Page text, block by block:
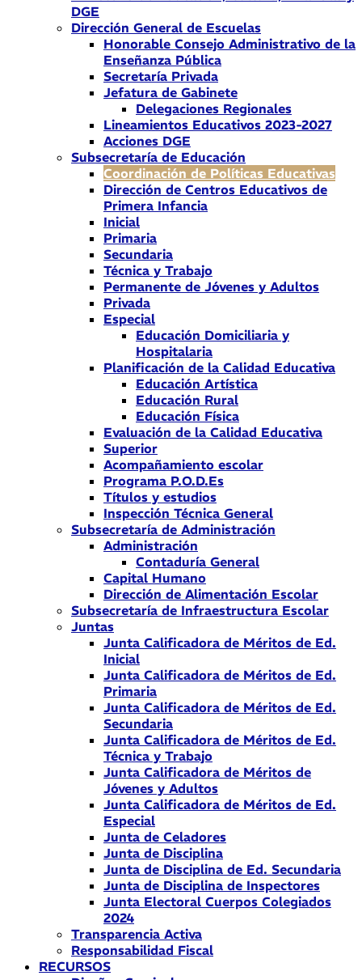
DGE
Dirección General de Escuelas
Honorable Consejo Administrativo de la
Enseñanza Pública
Secretaría Privada
Jefatura de Gabinete
Delegaciones Regionales
Lineamientos Educativos 2023-2027
Acciones DGE
Subsecretaría de Educación
Coordinación de Políticas Educativas
Dirección de Centros Educativos de
Primera Infancia
Inicial
Primaria
Secundaria
Técnica y Trabajo
Permanente de Jóvenes y Adultos
Privada
Especial
Educación Domiciliaria y
Hospitalaria
Planificación de la Calidad Educativa
Educación Artística
Educación Rural
Educación Física
Evaluación de la Calidad Educativa
Superior
Acompañamiento escolar
Programa P.O.D.Es
Títulos y estudios
Inspección Técnica General
Subsecretaría de Administración
Administración
Contaduría General
Capital Humano
Dirección de Alimentación Escolar
Subsecretaría de Infraestructura Escolar
Juntas
Junta Calificadora de Méritos de Ed.
Inicial
Junta Calificadora de Méritos de Ed.
Primaria
Junta Calificadora de Méritos de Ed.
Secundaria
Junta Calificadora de Méritos de Ed.
Técnica y Trabajo
Junta Calificadora de Méritos de
Jóvenes y Adultos
Junta Calificadora de Méritos de Ed.
Especial
Junta de Celadores
Junta de Disciplina
Junta de Disciplina de Ed. Secundaria
Junta de Disciplina de Inspectores
Junta Electoral Cuerpos Colegiados
2024
Transparencia Activa
Responsabilidad Fiscal
RECURSOS